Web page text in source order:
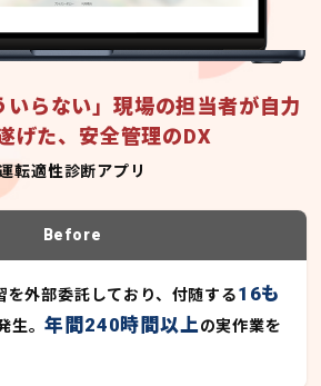
いらない」現場の担当者が自力
げた、安全管理のDX
転適性診断アプリ
Before
を外部委託しており、付随する16も
生。年間240時間以上の実作業を